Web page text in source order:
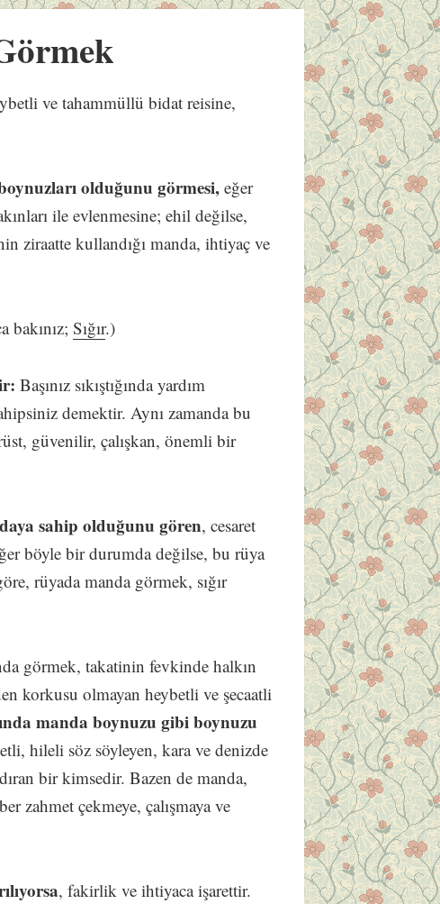
ve tahammüllü bidat reisine,
olduğunu görmesi, eğer
ile evlenmesine; ehil değilse,
ziraatte kullandığı manda, ihtiyaç ve
bakınız;Sığır.)
Başınız sıkıştığında yardım
demektir. Aynı zamanda bu
güvenilir, çalışkan, önemli bir
sahip olduğunu gören, cesaret
böyle bir durumda değilse, bu rüya
rüyada manda görmek, sığır
görmek, takatinin fevkinde halkın
korkusu olmayan heybetli ve şecaatli
manda boynuzu gibi boynuzu
hileli söz söyleyen, kara ve denizde
bir kimsedir. Bazen de manda,
zahmet çekmeye, çalışmaya ve
, fakirlik ve ihtiyaca işarettir.